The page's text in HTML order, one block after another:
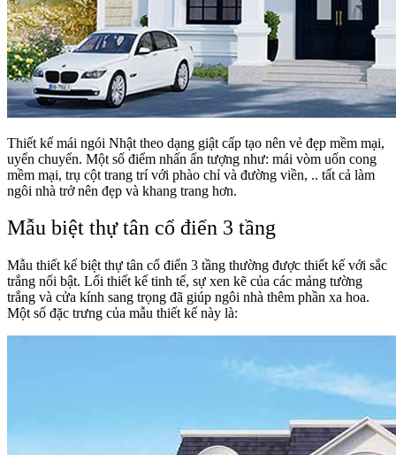
Thiết kế mái ngói Nhật theo dạng giật cấp tạo nên vẻ đẹp mềm mại,
uyển chuyển. Một số điểm nhấn ấn tượng như: mái vòm uốn cong
mềm mại, trụ cột trang trí với phào chỉ và đường viền, .. tất cả làm
ngôi nhà trở nên đẹp và khang trang hơn.
Mẫu biệt thự tân cổ điển 3 tầng
Mẫu thiết kế biệt thự tân cổ điển 3 tầng thường được thiết kế với sắc
trắng nổi bật. Lối thiết kế tinh tế, sự xen kẽ của các mảng tường
trắng và cửa kính sang trọng đã giúp ngôi nhà thêm phần xa hoa.
Một số đặc trưng của mẫu thiết kế này là: